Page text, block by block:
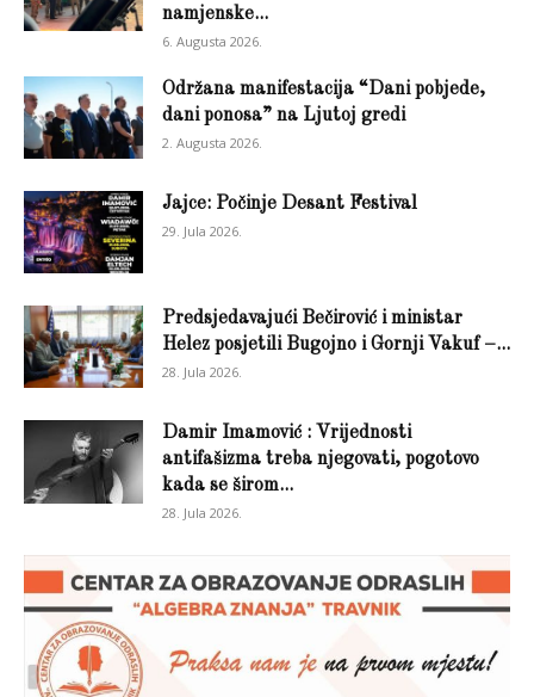
namjenske...
6. Augusta 2026.
Održana manifestacija “Dani pobjede,
dani ponosa” na Ljutoj gredi
2. Augusta 2026.
Jajce: Počinje Desant Festival
29. Jula 2026.
Predsjedavajući Bečirović i ministar
Helez posjetili Bugojno i Gornji Vakuf –...
28. Jula 2026.
Damir Imamović : Vrijednosti
antifašizma treba njegovati, pogotovo
kada se širom...
28. Jula 2026.